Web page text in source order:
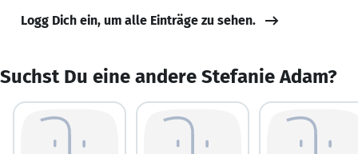
Logg Dich ein, um alle Einträge zu sehen.
Suchst Du eine andere Stefanie Adam?